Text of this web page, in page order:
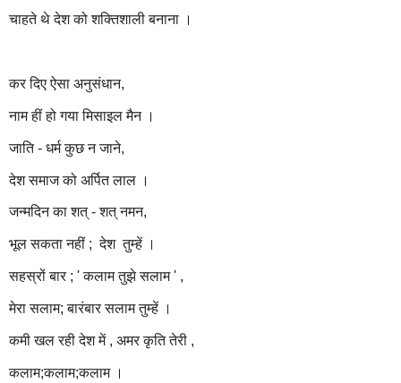
चाहते थे देश को शक्तिशाली बनाना ।
कर दिए ऐसा अनुसंधान,
नाम हीं हो गया मिसाइल मैन ।
जाति - धर्म कुछ न जाने,
देश समाज को अर्पित लाल ।
जन्मदिन का शत् - शत् नमन,
भूल सकता नहीं ; देश तुम्हें ।
सहस्रों बार ; ' कलाम तुझे सलाम ' ,
मेरा सलाम; बारंबार सलाम तुम्हें ।
कमी खल रही देश में , अमर कृति तेरी ,
कलाम;कलाम;कलाम ।